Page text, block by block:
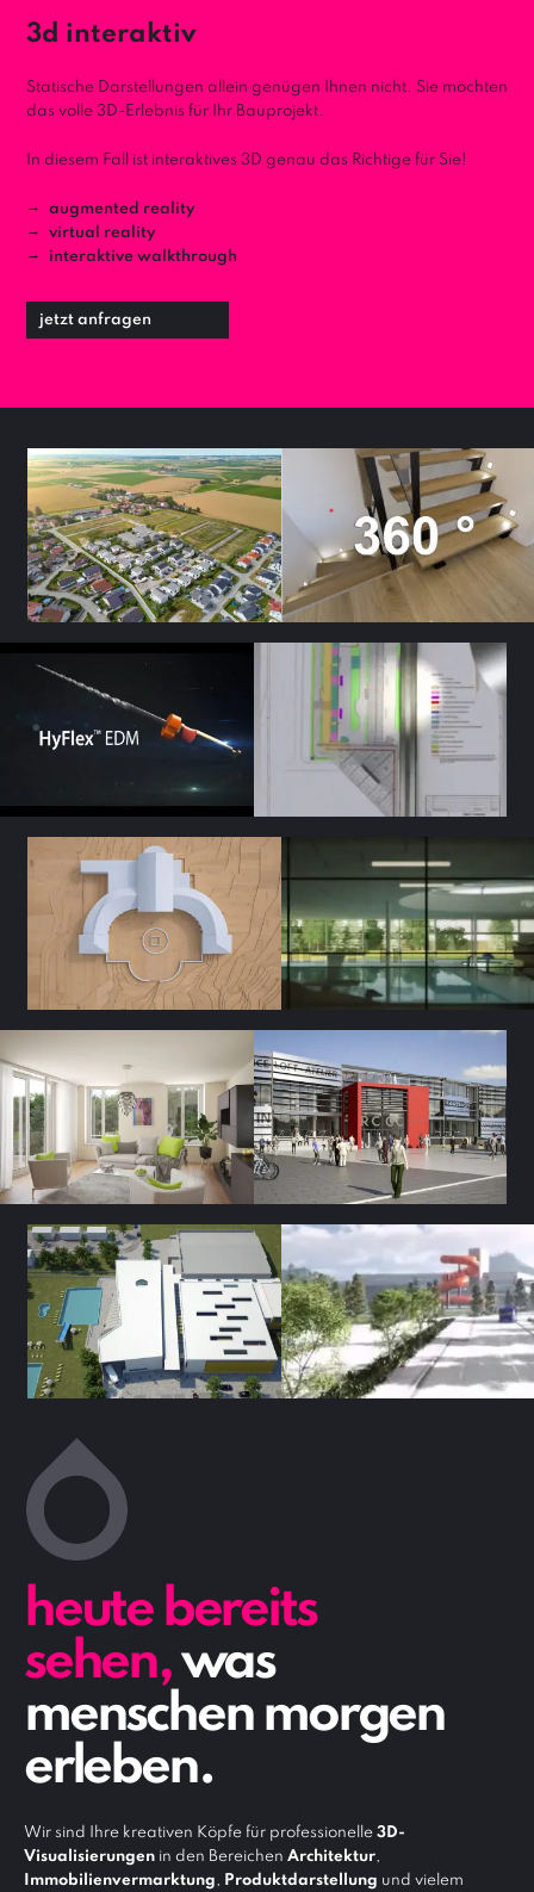
3d interaktiv
Statische Darstellungen allein genügen Ihnen nicht. Sie möchten
das volle 3D-Erlebnis für Ihr Bauprojekt.
In diesem Fall ist interaktives 3D genau das Richtige für Sie!
augmented reality
virtual reality
interaktive walkthrough
jetzt anfragen
heute bereits
sehen,was
menschen morgen
erleben.
Wir sind Ihre kreativen Köpfe für professionelle 3D-
Visualisierungen in den Bereichen Architektur,
Immobilienvermarktung, Produktdarstellung und vielem